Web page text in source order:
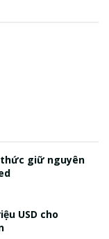
thức giữ nguyên
USD cho